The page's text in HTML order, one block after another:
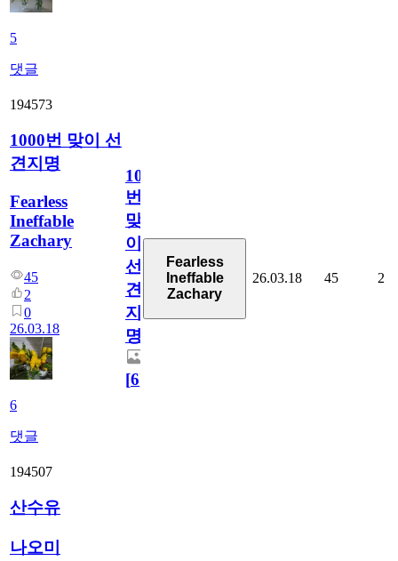
5
댓글
194573
1000번 맞이 선
견지명
Fearless
Ineffable
Zachary
45
2
0
26.03.18
6
댓글
1000
번
맞
이
선
견
지
명
[6]
Fearless
Ineffable
Zachary
26.03.18 45 2
194507
산수유
나오미